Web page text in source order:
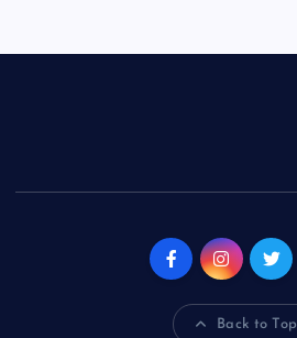
Back to Top